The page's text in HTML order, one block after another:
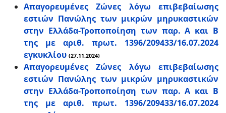
Απαγορευμένες Ζώνες λόγω επιβεβαίωσης
εστιών Πανώλης των μικρών μηρυκαστικών
στην Ελλάδα-Τροποποίηση των παρ. Α και Β
της με αριθ. πρωτ. 1396/209433/16.07.2024
εγκυκλίου (27.11.2024)
Απαγορευμένες Ζώνες λόγω επιβεβαίωσης
εστιών Πανώλης των μικρών μηρυκαστικών
στην Ελλάδα-Τροποποίηση των παρ. Α και Β
της με αριθ. πρωτ. 1396/209433/16.07.2024